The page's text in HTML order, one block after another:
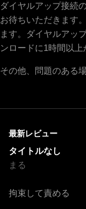
ダイヤルアップ接続
お待ちいただきます
ます。ダイヤルアッ
ンロードに1時間以上
その他、問題のある
最新レビュー
タイトルなし
まる
拘束して責める